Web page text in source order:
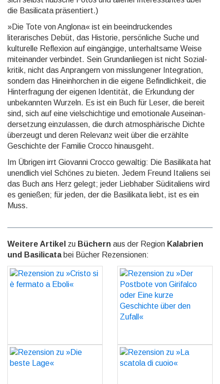
die Basilicata präsentiert.)
»Die Tote von Anglona« ist ein beeindruckendes
literarisches Debüt, das Historie, persön­liche Suche und
kultu­relle Reflexion auf ein­gängige, unter­halt­same Weise
mit­einan­der verbin­det. Sein Grund­an­liegen ist nicht Sozial­
kritik, nicht das An­pran­gern von miss­lunge­ner Inte­gration,
sondern das Hinein­hor­chen in die eigene Be­find­lich­keit, die
Hinter­fragung der eige­nen Iden­tität, die Erkun­dung der
unbe­kann­ten Wurzeln. Es ist ein Buch für Leser, die bereit
sind, sich auf eine viel­schich­tige und emo­tionale Aus­einan­
der­set­zung einzu­lassen, die durch atmos­phäri­sche Dichte
über­zeugt und deren Rele­vanz weit über die erzählte
Geschichte der Familie Crocco hinaus­geht.
Im Übrigen irrt Giovanni Crocco gewaltig: Die Basilikata hat
unendlich viel Schönes zu bieten. Jedem Freund Italiens sei
das Buch ans Herz gelegt; jeder Lieb­haber Süd­italiens wird
es genießen; für jeden, der die Basili­kata liebt, ist es ein
Muss.
Weitere Artikel zu Büchern aus der Region Kalabrien
und Basilicatabei Bücher Rezensionen:
Rezension zu »Cristo si è
fermato a Eboli«
Rezension zu »Der
Postbote von Girifalco
oder Eine kurze
Geschichte über den
Rezension zu »Die beste
Lage«
Rezension zu »La scatola
di cuoio«